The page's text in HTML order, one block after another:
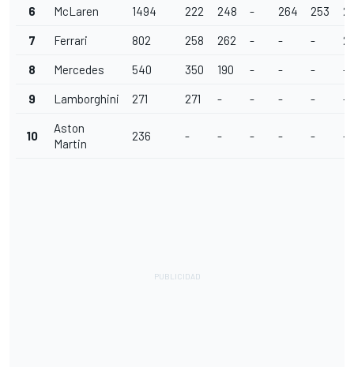
6 McLaren 1494 222 248 - 264 253
7 Ferrari 802 258 262 - - -
8 Mercedes 540 350 190 - - - -
9 Lamborghini 271 271 - - - - -
10
Aston
Martin
236 - - - - - -